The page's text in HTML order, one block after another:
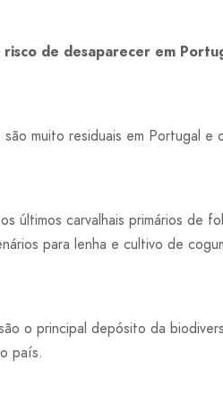
risco de desaparecer em
são muito residuais em Portugal
últimos carvalhais primários de
para lenha e cultivo de
o principal depósito da
país.